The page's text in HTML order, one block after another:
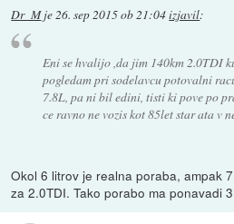
Dr_Mje26. sep 2015 ob 21:04izjavil:
Eni se hvalijo ,da jim 140km 2.0TDI
pogledam pri sodelavcu potovalni
7.8L, pa ni bil edini, tisti ki pove po
ce ravno ne vozis kot 85let star ata v
Okol 6 litrov je realna poraba, ampak
za 2.0TDI. Tako porabo ma ponavadi